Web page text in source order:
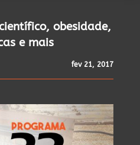
obesidade,
e mais
fev 21, 2017